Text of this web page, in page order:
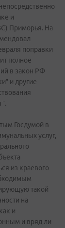
и
Приморья. На
поправки
полное
в закон РФ
и другие
Госдумой в
услуг,
из краевого
такой
на
и
и вряд ли